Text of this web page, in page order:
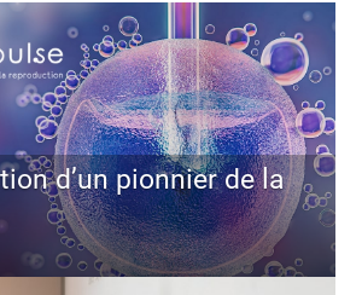
d’un pionnier de la